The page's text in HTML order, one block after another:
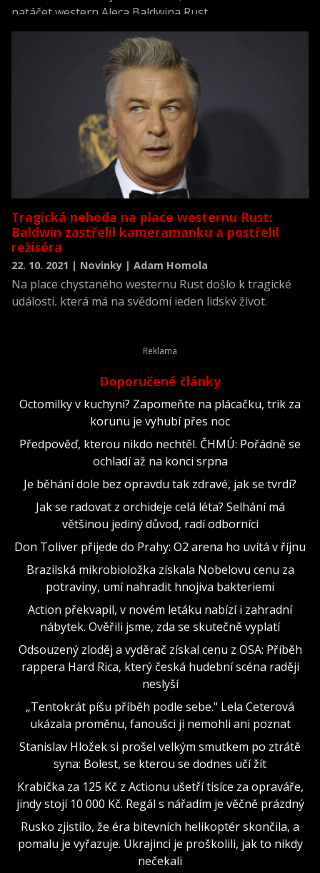
natáčet western Aleca Baldwina Rust.
Tragická nehoda na place westernu Rust:
Baldwin zastřelil kameramanku a postřelil
režiséra
22. 10. 2021 | Novinky | Adam Homola
Na place chystaného westernu Rust došlo k tragické
události, která má na svědomí jeden lidský život.
Doporučené články
Octomilky v kuchyni? Zapomeňte na plácačku, trik za
korunu je vyhubí přes noc
Předpověď, kterou nikdo nechtěl. ČHMÚ: Pořádně se
ochladí až na konci srpna
Je běhání dole bez opravdu tak zdravé, jak se tvrdí?
Jak se radovat z orchideje celá léta? Selhání má
většinou jediný důvod, radí odborníci
Don Toliver přijede do Prahy: O2 arena ho uvítá v říjnu
Brazilská mikrobioložka získala Nobelovu cenu za
potraviny, umí nahradit hnojiva bakteriemi
Action překvapil, v novém letáku nabízí i zahradní
nábytek. Ověřili jsme, zda se skutečně vyplatí
Odsouzený zloděj a vyděrač získal cenu z OSA: Příběh
rappera Hard Rica, který česká hudební scéna raději
neslyší
„Tentokrát píšu příběh podle sebe." Lela Ceterová
ukázala proměnu, fanoušci ji nemohli ani poznat
Stanislav Hložek si prošel velkým smutkem po ztrátě
syna: Bolest, se kterou se dodnes učí žít
Krabička za 125 Kč z Actionu ušetří tisíce za opraváře,
jindy stojí 10 000 Kč. Regál s nářadím je věčně prázdný
Rusko zjistilo, že éra bitevních helikoptér skončila, a
pomalu je vyřazuje. Ukrajinci je proškolili, jak to nikdy
nečekali